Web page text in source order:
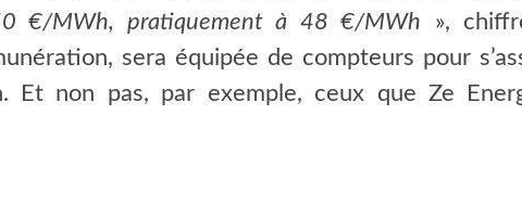
€/MWh, pratiquement à 48 €/MWh »,
sera équipée de compteurs pour
Et non pas, par exemple, ceux que Ze